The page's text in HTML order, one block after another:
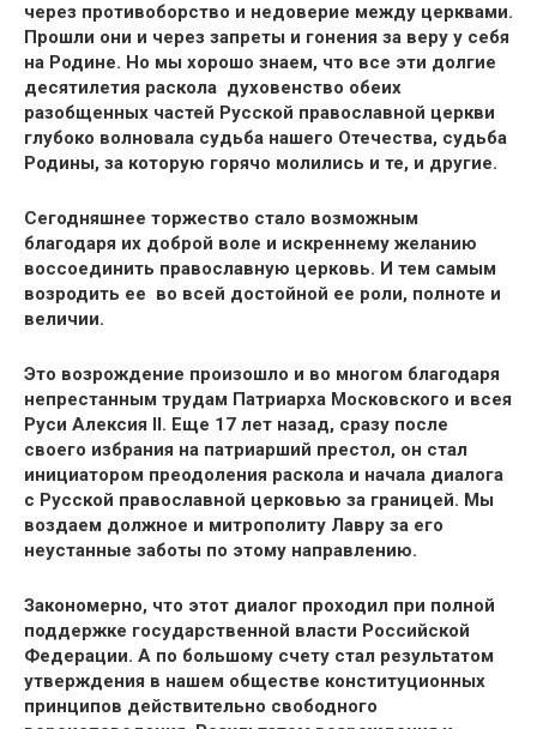
через противоборство и недоверие между церквами.
Прошли они и через запреты и гонения за веру у себя
на Родине. Но мы хорошо знаем, что все эти долгие
десятилетия раскола духовенство обеих
разобщенных частей Русской православной церкви
глубоко волновала судьба нашего Отечества, судьба
Родины, за которую горячо молились и те, и другие.
Сегодняшнее торжество стало возможным
благодаря их доброй воле и искреннему желанию
воссоединить православную церковь. И тем самым
возродить ее во всей достойной ее роли, полноте и
величии.
Это возрождение произошло и во многом благодаря
непрестанным трудам Патриарха Московского и всея
Руси Алексия II. Еще 17 лет назад, сразу после
своего избрания на патриарший престол, он стал
инициатором преодоления раскола и начала диалога
с Русской православной церковью за границей. Мы
воздаем должное и митрополиту Лавру за его
неустанные заботы по этому направлению.
Закономерно, что этот диалог проходил при полной
поддержке государственной власти Российской
Федерации. А по большому счету стал результатом
утверждения в нашем обществе конституционных
принципов действительно свободного